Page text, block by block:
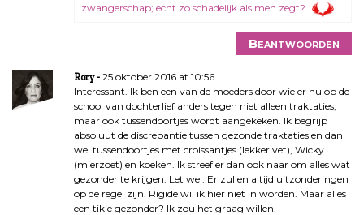
zwangerschap; echt zo schadelijk als men zegt?
Beantwoorden
Rory
25 oktober 2016 at 10:56
Interessant. Ik ben een van de moeders door wie er nu op de
school van dochterlief anders tegen niet alleen traktaties,
maar ook tussendoortjes wordt aangekeken. Ik begrijp
absoluut de discrepantie tussen gezonde traktaties en dan
wel tussendoortjes met croissantjes (lekker vet), Wicky
(mierzoet) en koeken. Ik streef er dan ook naar om alles wat
gezonder te krijgen. Let wel. Er zullen altijd uitzonderingen
op de regel zijn. Rigide wil ik hier niet in worden. Maar alles
een tikje gezonder? Ik zou het graag willen.